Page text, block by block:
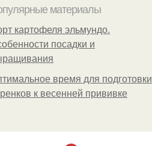
материалы
картофеля эльмундо.
посадки и
время для подготовки
к весенней прививке